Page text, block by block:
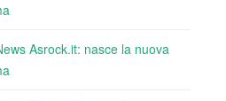
Asrock.it: nasce la nuova